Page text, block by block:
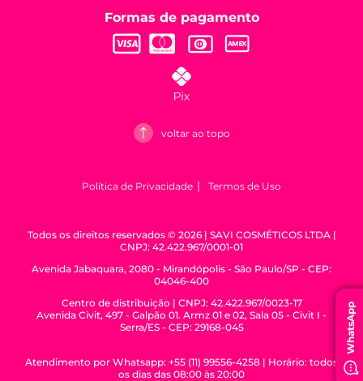
Formas de pagamento
voltar ao topo
Política de Privacidade Termos de Uso
Todos os direitos reservados © 2026 | SAVI COSMÉTICOS LTDA |
CNPJ: 42.422.967/0001-01
Avenida Jabaquara, 2080 - Mirandópolis - São Paulo/SP - CEP:
04046-400
Centro de distribuição | CNPJ: 42.422.967/0023-17
Avenida Civit, 497 - Galpão 01. Armz 01 e 02, Sala 05 - Civit I -
Serra/ES - CEP: 29168-045
Atendimento por Whatsapp: +55 (11) 99556-4258 | Horário: todos
os dias das 08:00 às 20:00
WhatsApp